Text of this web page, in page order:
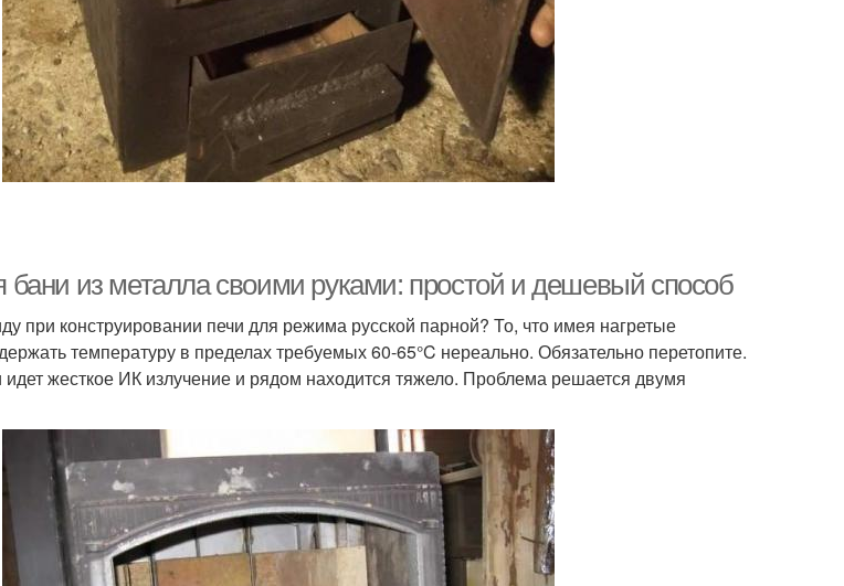
бани из металла своими руками: простой и дешевый способ
при конструировании печи для режима русской парной? То, что имея нагретые
температуру в пределах требуемых 60-65°C нереально. Обязательно перетопите.
идет жесткое ИК излучение и рядом находится тяжело. Проблема решается двумя